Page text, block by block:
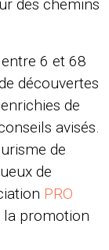
des chemins
6 et 68
découvertes
de
avisés.
de
de
PRO
la promotion